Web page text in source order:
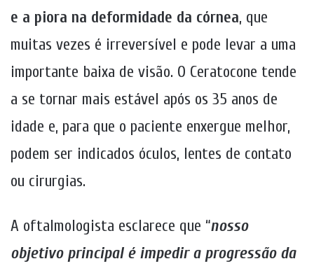
e a piora na deformidade da córnea, que
muitas vezes é irreversível e pode levar a uma
importante baixa de visão. O Ceratocone tende
a se tornar mais estável após os 35 anos de
idade e, para que o paciente enxergue melhor,
podem ser indicados óculos, lentes de contato
ou cirurgias.
A oftalmologista esclarece que “nosso
objetivo principal é impedir a progressão da